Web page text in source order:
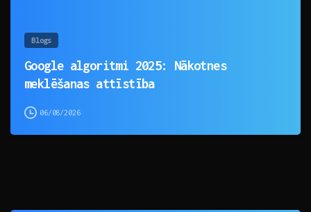
Blogs
Google algoritmi 2025: Nākotnes
meklēšanas attīstība
06/08/2026